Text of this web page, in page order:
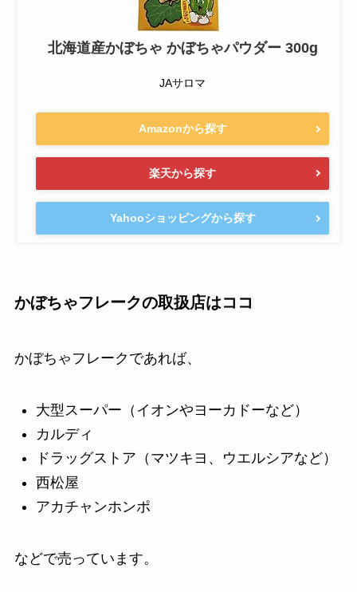
北海道産かぼちゃ かぼちゃパウダー 300g
JAサロマ
Amazonから探す
楽天から探す
Yahooショッピングから探す
かぼちゃフレークの取扱店はココ
かぼちゃフレークであれば、
大型スーパー（イオンやヨーカドーなど）
カルディ
ドラッグストア（マツキヨ、ウエルシアなど）
西松屋
アカチャンホンポ
などで売っています。